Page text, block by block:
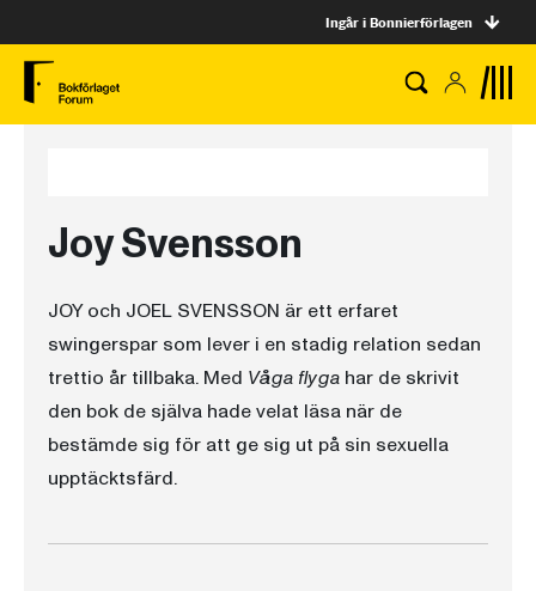
Ingår i Bonnierförlagen
Joy Svensson
JOY och JOEL SVENSSON är ett erfaret
swingerspar som lever i en stadig relation sedan
trettio år tillbaka. Med Våga flyga har de skrivit
den bok de själva hade velat läsa när de
bestämde sig för att ge sig ut på sin sexuella
upptäcktsfärd.